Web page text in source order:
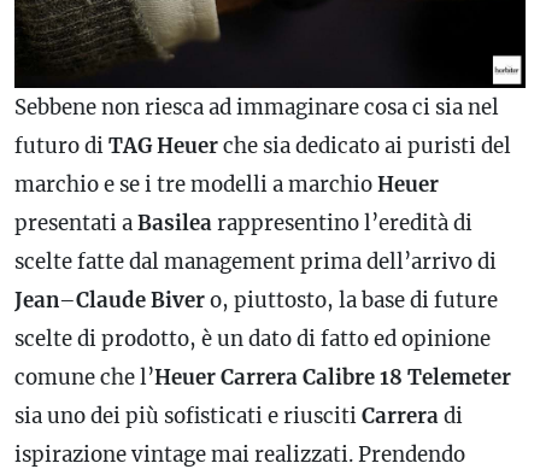
Sebbene non riesca ad immaginare cosa ci sia nel
futuro diTAG Heuerche sia dedicato ai puristi del
marchio e se i tre modelli a marchioHeuer
presentati aBasilearappresentino l’eredità di
scelte fatte dal management prima dell’arrivo di
Jean–Claude Bivero, piuttosto, la base di future
scelte di prodotto, è un dato di fatto ed opinione
comune che l’Heuer Carrera Calibre 18 Telemeter
sia uno dei più sofisticati e riuscitiCarreradi
ispirazione vintage mai realizzati. Prendendo